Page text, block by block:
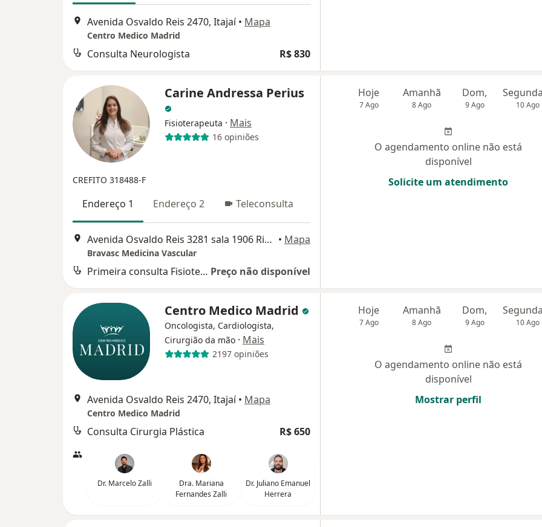
Avenida Osvaldo Reis 2470, Itajaí • Mapa
Centro Medico Madrid
Consulta Neurologista R$ 830
Carine Andressa Perius
Fisioterapeuta · Mais
16 opiniões
CREFITO 318488-F
Endereço 1 Endereço 2 Teleconsulta
Avenida Osvaldo Reis 3281 sala 1906 Riviera Business Mall, Itajaí • Mapa
Bravasc Medicina Vascular
Primeira consulta Fisioterapia Preço não disponível
Hoje
7 Ago
Amanhã
8 Ago
Dom,
9 Ago 10 Ago
O agendamento online não está
disponível
Solicite um atendimento
Centro Medico Madrid
Oncologista, Cardiologista,
Cirurgião da mão · Mais
2197 opiniões
Avenida Osvaldo Reis 2470, Itajaí • Mapa
Centro Medico Madrid
Consulta Cirurgia Plástica R$ 650
Dr. Marcelo Zalli
Dra. Mariana
Fernandes Zalli
Dr. Juliano Emanuel
Herrera
Hoje
7 Ago
Amanhã
8 Ago
Dom,
9 Ago 10 Ago
O agendamento online não está
disponível
Mostrar perfil